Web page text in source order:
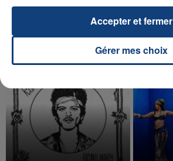
TITRES DIFFUSÉS
Gérer mes choix
Accepter et fermer